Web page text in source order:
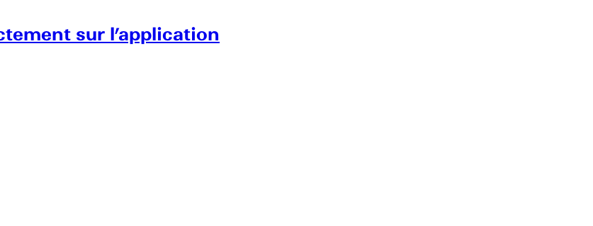
sur l’application